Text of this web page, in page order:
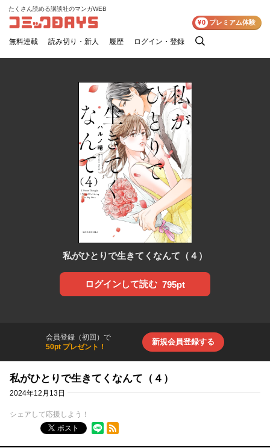
コミックDAYS
たくさん読める講談社のマンガWEB
無料連載 読み切り・新人 履歴 ログイン・登録
検
¥0 プレミアム体験
私がひとりで生きてくなんて（４）
ログインして読む 795pt
会員登録（初回）で
50pt プレゼント！
新規会員登録する
私がひとりで生きてくなんて（４）
2024年12月13日
シェアして応援しよう！
ポスト
RSSフィード